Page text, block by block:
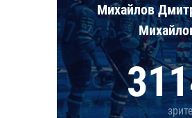
Михайлов